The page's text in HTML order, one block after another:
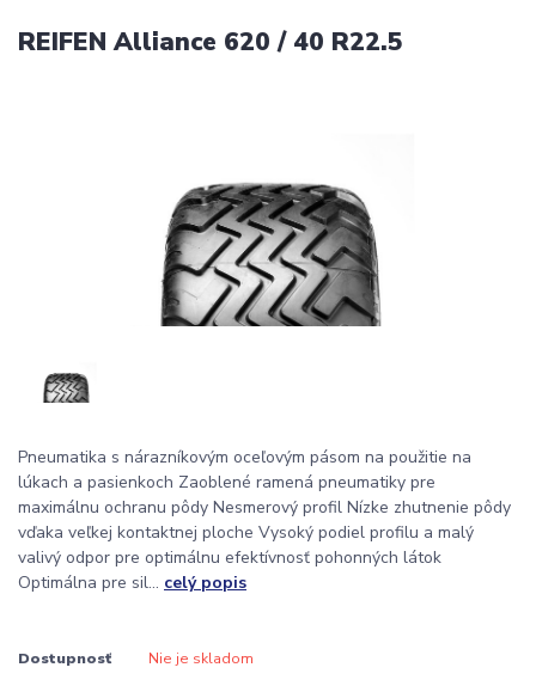
REIFEN Alliance 620 / 40 R22.5
Pneumatika s nárazníkovým oceľovým pásom na použitie na
lúkach a pasienkoch Zaoblené ramená pneumatiky pre
maximálnu ochranu pôdy Nesmerový profil Nízke zhutnenie pôdy
vďaka veľkej kontaktnej ploche Vysoký podiel profilu a malý
valivý odpor pre optimálnu efektívnosť pohonných látok
Optimálna pre sil... celý popis
Dostupnosť Nie je skladom